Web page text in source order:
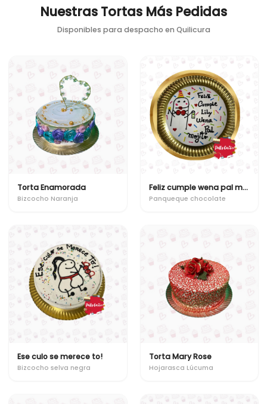
Nuestras Tortas Más Pedidas
Disponibles para despacho en Quilicura
Torta Enamorada
Bizcocho Naranja
Feliz cumple wena pal mojito
Panqueque chocolate
Ese culo se merece to!
Bizcocho selva negra
Torta Mary Rose
Hojarasca Lúcuma